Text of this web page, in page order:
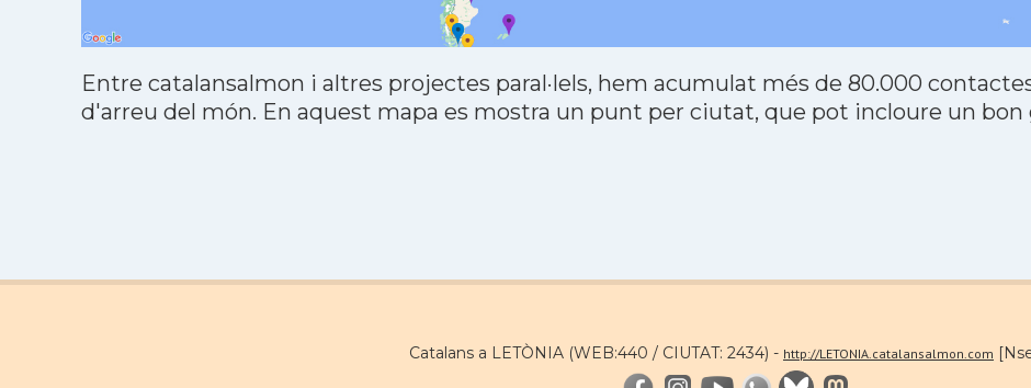
Entre catalansalmon i altres projectes paral·lels, hem acumulat més de 80.000
d'arreu del món. En aquest mapa es mostra un punt per ciutat, que pot incloure un bon
Catalans a LETÒNIA (WEB:440 / CIUTAT: 2434) - http://LETONIA.catalansalmon.com